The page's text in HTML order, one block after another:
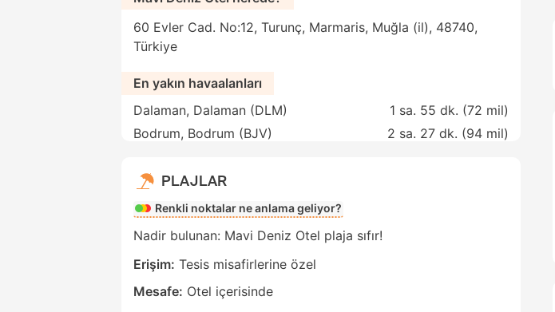
60 Evler Cad. No:12, Turunç, Marmaris, Muğla (il), 48740,
Türkiye
En yakın havaalanları
Dalaman, Dalaman (DLM)
1 sa. 55 dk. (72 mil)
Bodrum, Bodrum (BJV)
2 sa. 27 dk. (94 mil)
PLAJLAR
Renkli noktalar ne anlama geliyor?
Nadir bulunan: Mavi Deniz Otel plaja sıfır!
Erişim: Tesis misafirlerine özel
Mesafe: Otel içerisinde